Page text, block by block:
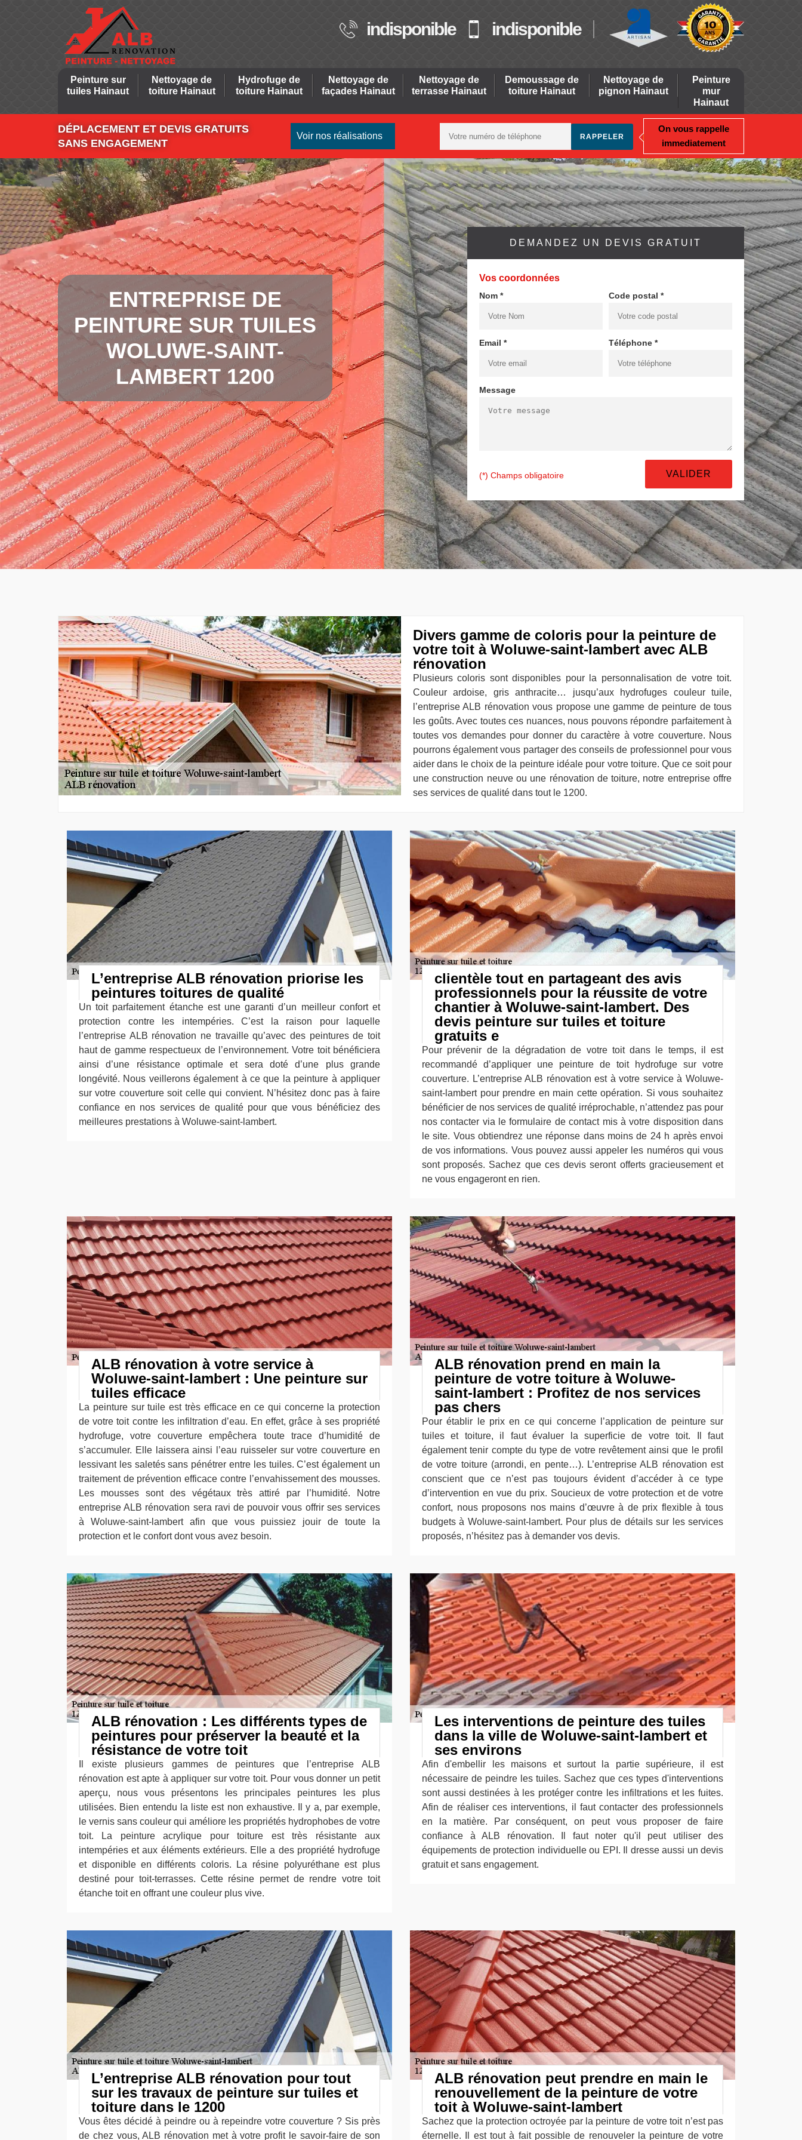
indisponible indisponible
Peinture sur
tuiles Hainaut
Nettoyage de
toiture Hainaut
Hydrofuge de
toiture Hainaut
Nettoyage de
façades Hainaut
Nettoyage de
terrasse Hainaut
Demoussage de
toiture Hainaut
Nettoyage de
pignon Hainaut
Peinture
mur
Hainaut
DÉPLACEMENT ET DEVIS GRATUITS
SANS ENGAGEMENT
Voir nos réalisations
On vous rappelle
immediatement
ENTREPRISE DE
PEINTURE SUR TUILES
WOLUWE-SAINT-
LAMBERT 1200
DEMANDEZ UN DEVIS GRATUIT
Vos coordonnées
Nom * Code postal *
Email * Téléphone *
Message
(*) Champs obligatoire
Divers gamme de coloris pour la peinture de
votre toit à Woluwe-saint-lambert avec ALB
rénovation
Plusieurs coloris sont disponibles pour la personnalisation de votre toit.
Couleur ardoise, gris anthracite… jusqu’aux hydrofuges couleur tuile,
l’entreprise ALB rénovation vous propose une gamme de peinture de tous
les goûts. Avec toutes ces nuances, nous pouvons répondre parfaitement à
toutes vos demandes pour donner du caractère à votre couverture. Nous
pourrons également vous partager des conseils de professionnel pour vous
aider dans le choix de la peinture idéale pour votre toiture. Que ce soit pour
une construction neuve ou une rénovation de toiture, notre entreprise offre
ses services de qualité dans tout le 1200.
L’entreprise ALB rénovation priorise les
peintures toitures de qualité
Un toit parfaitement étanche est une garanti d’un meilleur confort et
protection contre les intempéries. C’est la raison pour laquelle
l’entreprise ALB rénovation ne travaille qu’avec des peintures de toit
haut de gamme respectueux de l’environnement. Votre toit bénéficiera
ainsi d’une résistance optimale et sera doté d’une plus grande
longévité. Nous veillerons également à ce que la peinture à appliquer
sur votre couverture soit celle qui convient. N’hésitez donc pas à faire
confiance en nos services de qualité pour que vous bénéficiez des
meilleures prestations à Woluwe-saint-lambert.
clientèle tout en partageant des avis
professionnels pour la réussite de votre
chantier à Woluwe-saint-lambert. Des
devis peinture sur tuiles et toiture
gratuits e
Pour prévenir de la dégradation de votre toit dans le temps, il est
recommandé d’appliquer une peinture de toit hydrofuge sur votre
couverture. L’entreprise ALB rénovation est à votre service à Woluwe-
saint-lambert pour prendre en main cette opération. Si vous souhaitez
bénéficier de nos services de qualité irréprochable, n’attendez pas pour
nos contacter via le formulaire de contact mis à votre disposition dans
le site. Vous obtiendrez une réponse dans moins de 24 h après envoi
de vos informations. Vous pouvez aussi appeler les numéros qui vous
sont proposés. Sachez que ces devis seront offerts gracieusement et
ne vous engageront en rien.
ALB rénovation à votre service à
Woluwe-saint-lambert : Une peinture sur
tuiles efficace
La peinture sur tuile est très efficace en ce qui concerne la protection
de votre toit contre les infiltration d’eau. En effet, grâce à ses propriété
hydrofuge, votre couverture empêchera toute trace d’humidité de
s’accumuler. Elle laissera ainsi l’eau ruisseler sur votre couverture en
lessivant les saletés sans pénétrer entre les tuiles. C’est également un
traitement de prévention efficace contre l’envahissement des mousses.
Les mousses sont des végétaux très attiré par l’humidité. Notre
entreprise ALB rénovation sera ravi de pouvoir vous offrir ses services
à Woluwe-saint-lambert afin que vous puissiez jouir de toute la
protection et le confort dont vous avez besoin.
ALB rénovation prend en main la
peinture de votre toiture à Woluwe-
saint-lambert : Profitez de nos services
pas chers
Pour établir le prix en ce qui concerne l’application de peinture sur
tuiles et toiture, il faut évaluer la superficie de votre toit. Il faut
également tenir compte du type de votre revêtement ainsi que le profil
de votre toiture (arrondi, en pente…). L’entreprise ALB rénovation est
conscient que ce n’est pas toujours évident d’accéder à ce type
d’intervention en vue du prix. Soucieux de votre protection et de votre
confort, nous proposons nos mains d’œuvre à de prix flexible à tous
budgets à Woluwe-saint-lambert. Pour plus de détails sur les services
proposés, n’hésitez pas à demander vos devis.
ALB rénovation : Les différents types de
peintures pour préserver la beauté et la
résistance de votre toit
Il existe plusieurs gammes de peintures que l’entreprise ALB
rénovation est apte à appliquer sur votre toit. Pour vous donner un petit
aperçu, nous vous présentons les principales peintures les plus
utilisées. Bien entendu la liste est non exhaustive. Il y a, par exemple,
le vernis sans couleur qui améliore les propriétés hydrophobes de votre
toit. La peinture acrylique pour toiture est très résistante aux
intempéries et aux éléments extérieurs. Elle a des propriété hydrofuge
et disponible en différents coloris. La résine polyuréthane est plus
destiné pour toit-terrasses. Cette résine permet de rendre votre toit
étanche toit en offrant une couleur plus vive.
Les interventions de peinture des tuiles
dans la ville de Woluwe-saint-lambert et
ses environs
Afin d'embellir les maisons et surtout la partie supérieure, il est
nécessaire de peindre les tuiles. Sachez que ces types d'interventions
sont aussi destinées à les protéger contre les infiltrations et les fuites.
Afin de réaliser ces interventions, il faut contacter des professionnels
en la matière. Par conséquent, on peut vous proposer de faire
confiance à ALB rénovation. Il faut noter qu'il peut utiliser des
équipements de protection individuelle ou EPI. Il dresse aussi un devis
gratuit et sans engagement.
L’entreprise ALB rénovation pour tout
sur les travaux de peinture sur tuiles et
toiture dans le 1200
Vous êtes décidé à peindre ou à repeindre votre couverture ? Sis près
de chez vous, ALB rénovation met à votre profit le savoir-faire de son
ALB rénovation peut prendre en main le
renouvellement de la peinture de votre
toit à Woluwe-saint-lambert
Sachez que la protection octroyée par la peinture de votre toit n’est pas
éternelle. Il est tout à fait possible de renouveler la peinture de votre